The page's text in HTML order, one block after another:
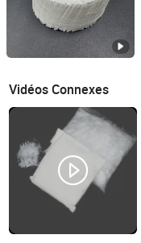
Vidéos Connexes